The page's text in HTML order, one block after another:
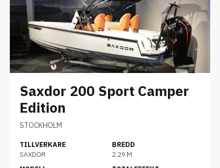
Saxdor 200 Sport Camper
Edition
STOCKHOLM
TILLVERKARE
SAXDOR
BREDD
2.29 M